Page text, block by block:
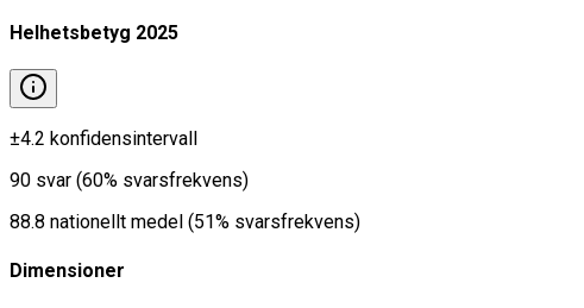
Helhetsbetyg 2025
±4.2 konfidensintervall
90 svar (60% svarsfrekvens)
88.8 nationellt medel (51% svarsfrekvens)
Dimensioner